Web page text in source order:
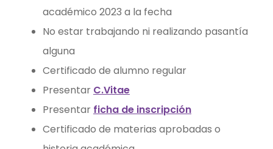
académico 2023 a la fecha
No estar trabajando ni realizando pasantía
alguna
Certificado de alumno regular
Presentar C.Vitae
Presentar ficha de inscripción
Certificado de materias aprobadas o